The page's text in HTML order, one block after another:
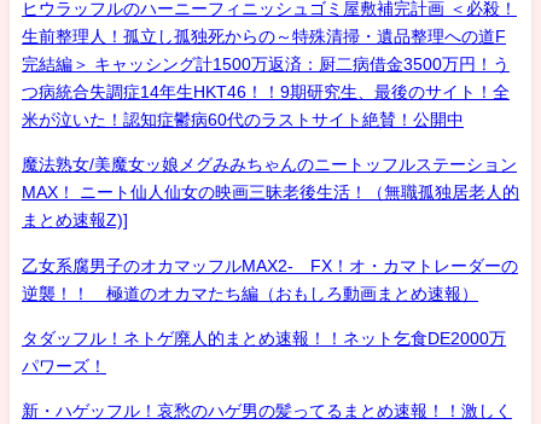
ヒウラッフルのハーニーフィニッシュゴミ屋敷補完計画 ＜必殺！
生前整理人！孤立し孤独死からの～特殊清掃・遺品整理への道F
完結編＞ キャッシング計1500万返済：厨二病借金3500万円！う
つ病統合失調症14年生HKT46！！9期研究生、最後のサイト！全
米が泣いた！認知症鬱病60代のラストサイト絶賛！公開中
魔法熟女/美魔女ッ娘メグみみちゃんのニートッフルステーション
MAX！ ニート仙人仙女の映画三昧老後生活！（無職孤独居老人的
まとめ速報Z)]
乙女系腐男子のオカマッフルMAX2- FX！オ・カマトレーダーの
逆襲！！ 極道のオカマたち編（おもしろ動画まとめ速報）
タダッフル！ネトゲ廃人的まとめ速報！！ネット乞食DE2000万
パワーズ！
新・ハゲッフル！哀愁のハゲ男の髪ってるまとめ速報！！激しく